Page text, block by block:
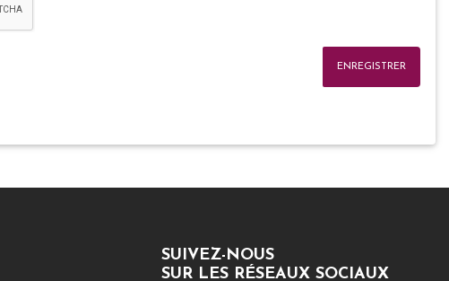
ENREGISTRER
SUIVEZ-NOUS
SUR LES RÉSEAUX SOCIAUX